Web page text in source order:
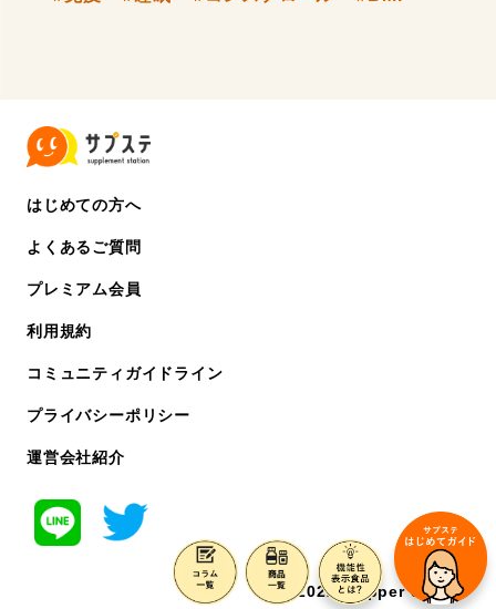
はじめての方へ
よくあるご質問
プレミアム会員
利用規約
コミュニティガイドライン
プライバシーポリシー
運営会社紹介
©️ 2022 chipper co. ltd.